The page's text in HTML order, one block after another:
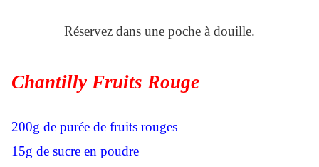
Réservez dans une poche à douille.
Chantilly Fruits Rouge
200g de purée de fruits rouges
15g de sucre en poudre